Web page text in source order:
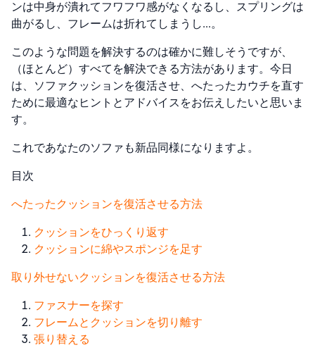
ンは中身が潰れてフワフワ感がなくなるし、スプリングは
曲がるし、フレームは折れてしまうし…。
このような問題を解決するのは確かに難しそうですが、
（ほとんど）すべてを解決できる方法があります。今日
は、
ソファクッションを復活させ、へたったカウチを直す
ために最適なヒントとアドバイスをお伝えしたいと思いま
す。
これであなたのソファも新品同様になりますよ。
目次
へたったクッションを復活させる方法
クッションをひっくり返す
クッションに綿やスポンジを足す
取り外せないクッションを復活させる方法
ファスナーを探す
フレームとクッションを切り離す
張り替える